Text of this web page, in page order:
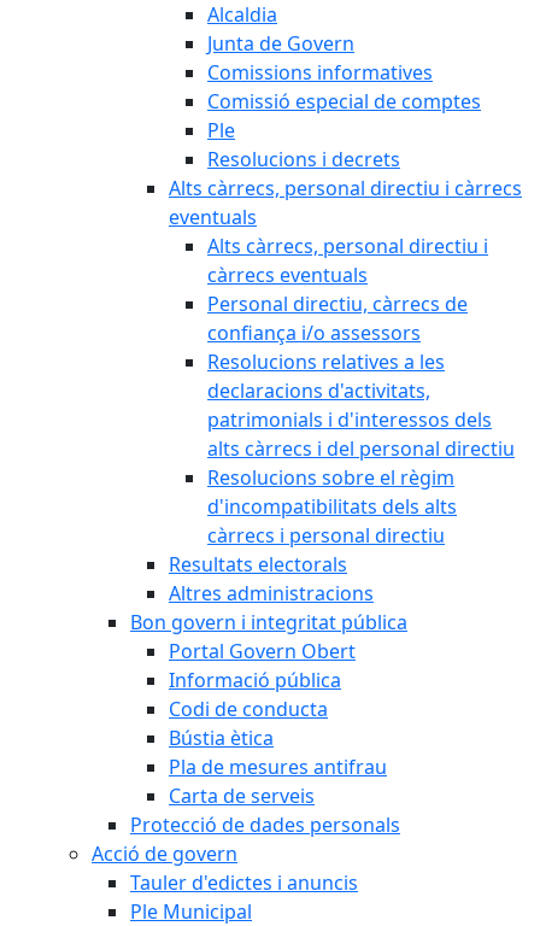
Alcaldia
Junta de Govern
Comissions informatives
Comissió especial de comptes
Ple
Resolucions i decrets
Alts càrrecs, personal directiu i càrrecs
eventuals
Alts càrrecs, personal directiu i
càrrecs eventuals
Personal directiu, càrrecs de
confiança i/o assessors
Resolucions relatives a les
declaracions d'activitats,
patrimonials i d'interessos dels
alts càrrecs i del personal directiu
Resolucions sobre el règim
d'incompatibilitats dels alts
càrrecs i personal directiu
Resultats electorals
Altres administracions
Bon govern i integritat pública
Portal Govern Obert
Informació pública
Codi de conducta
Bústia ètica
Pla de mesures antifrau
Carta de serveis
Protecció de dades personals
Acció de govern
Tauler d'edictes i anuncis
Ple Municipal